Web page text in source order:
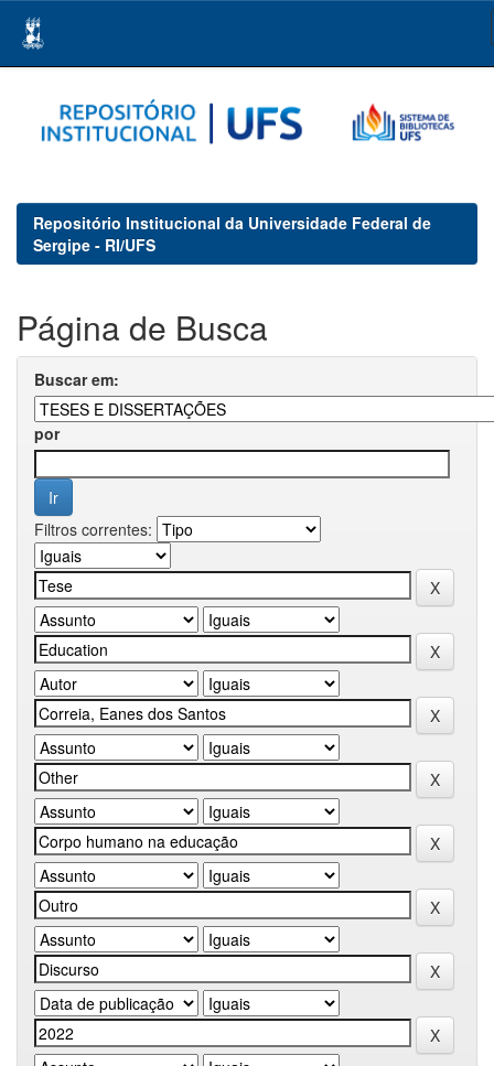
navigation
Repositório Institucional da Universidade Federal de
Sergipe - RI/UFS
Página de Busca
Buscar em:
por
Filtros correntes: